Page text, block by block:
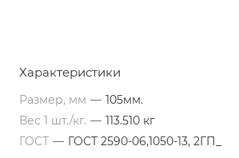
Характеристики
Размер, мм — 105мм.
Вес 1 шт./кг. — 113.510 кг
ГОСТ — ГОСТ 2590-06,1050-13, 2ГП_